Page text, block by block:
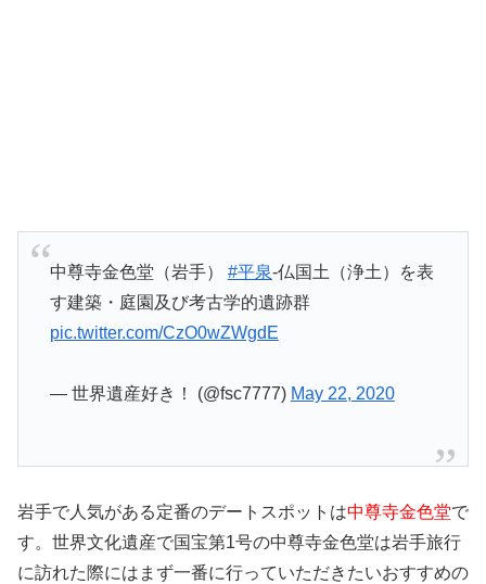
中尊寺金色堂（岩手） #平泉-仏国土（浄土）を表
す建築・庭園及び考古学的遺跡群
pic.twitter.com/CzO0wZWgdE
— 世界遺産好き！ (@fsc7777) May 22, 2020
岩手で人気がある定番のデートスポットは中尊寺金色堂で
す。世界文化遺産で国宝第1号の中尊寺金色堂は岩手旅行
に訪れた際にはまず一番に行っていただきたいおすすめの